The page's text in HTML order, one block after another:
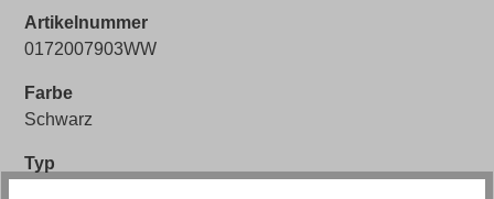
Artikelnummer
0172007903WW
Farbe
Schwarz
Typ